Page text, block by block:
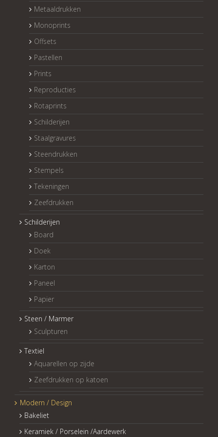
Metaaldrukken
Monoprints
Offsets
Pastellen
Prints
Reproducties
Rotaprints
Schilderijen
Staalgravures
Steendrukken
Stempels
Tekeningen
Zeefdrukken
Schilderijen
Board
Doek
Karton
Paneel
Papier
Steen / Marmer
Sculpturen
Textiel
Aquarellen op zijde
Zeefdrukken op katoen
Modern / Design
Bakeliet
Keramiek / Porselein /Aardewerk